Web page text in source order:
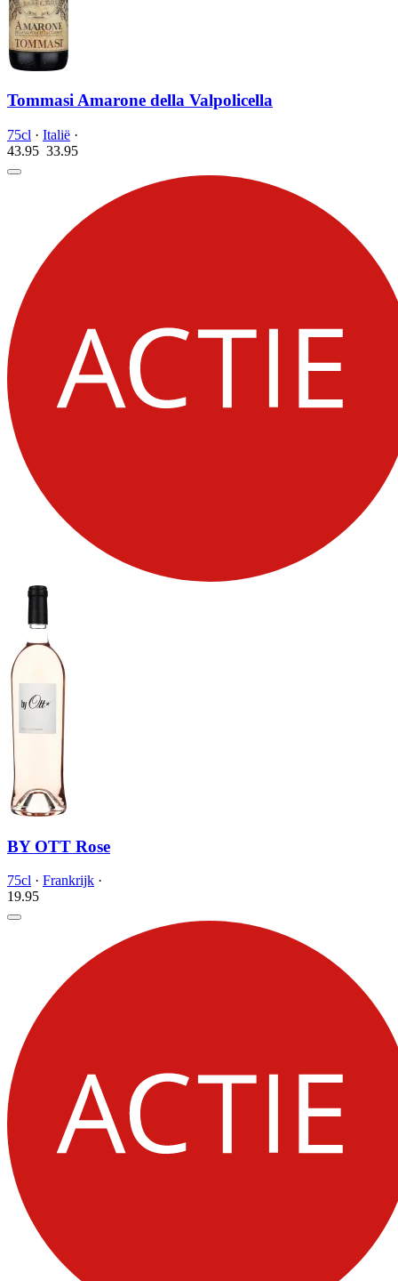
Tommasi Amarone della Valpolicella
75cl · Italië ·
43.95 33.95
BY OTT Rose
75cl · Frankrijk ·
19.95